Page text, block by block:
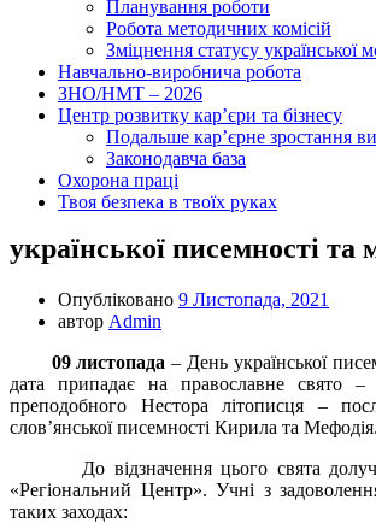
Планування роботи
Робота методичних комісій
Зміцнення статусу української
Навчально-виробнича робота
ЗНО/НМТ – 2026
Центр розвитку кар’єри та бізнесу
Подальше кар’єрне зростання
Законодавча база
Охорона праці
Твоя безпека в твоїх руках
української писемності та
Опубліковано 9 Листопада, 2021
автор Admin
09 листопада– День української
дата припадає на православне свято
преподобного Нестора літописця –
слов’янської писемності Кирила та Мефодія.
До відзначення цього свята
«Регіональний Центр». Учні з
таких заходах: